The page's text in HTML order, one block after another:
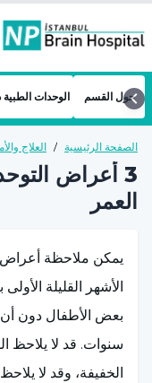
حول القسم الوحدات
الصفحة الرئيسية / العلاج
العمر
يمكن ملاحظة أعراض
الأشهر القليلة
سنوات. قد لا يلاحظ
الخفيفة، وقد لا